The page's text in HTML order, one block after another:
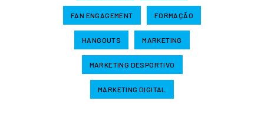
FAN ENGAGEMENT FORMAÇÃO
HANGOUTS MARKETING
MARKETING DESPORTIVO
MARKETING DIGITAL